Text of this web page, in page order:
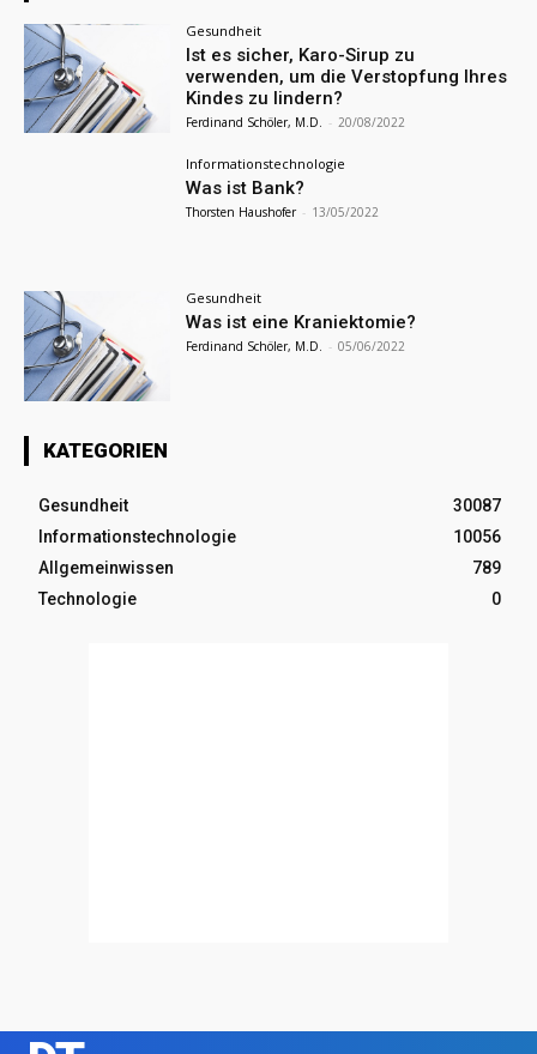
Gesundheit
Ist es sicher, Karo-Sirup zu
verwenden, um die Verstopfung Ihres
Kindes zu lindern?
Ferdinand Schöler, M.D. - 20/08/2022
Informationstechnologie
Was ist Bank?
Thorsten Haushofer - 13/05/2022
Gesundheit
Was ist eine Kraniektomie?
Ferdinand Schöler, M.D. - 05/06/2022
KATEGORIEN
Gesundheit
30087
Informationstechnologie
10056
Allgemeinwissen
789
Technologie
0